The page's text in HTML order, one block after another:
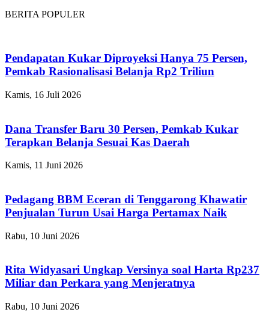
BERITA POPULER
Pendapatan Kukar Diproyeksi Hanya 75 Persen,
Pemkab Rasionalisasi Belanja Rp2 Triliun
Kamis, 16 Juli 2026
Dana Transfer Baru 30 Persen, Pemkab Kukar
Terapkan Belanja Sesuai Kas Daerah
Kamis, 11 Juni 2026
Pedagang BBM Eceran di Tenggarong Khawatir
Penjualan Turun Usai Harga Pertamax Naik
Rabu, 10 Juni 2026
Rita Widyasari Ungkap Versinya soal Harta Rp237
Miliar dan Perkara yang Menjeratnya
Rabu, 10 Juni 2026